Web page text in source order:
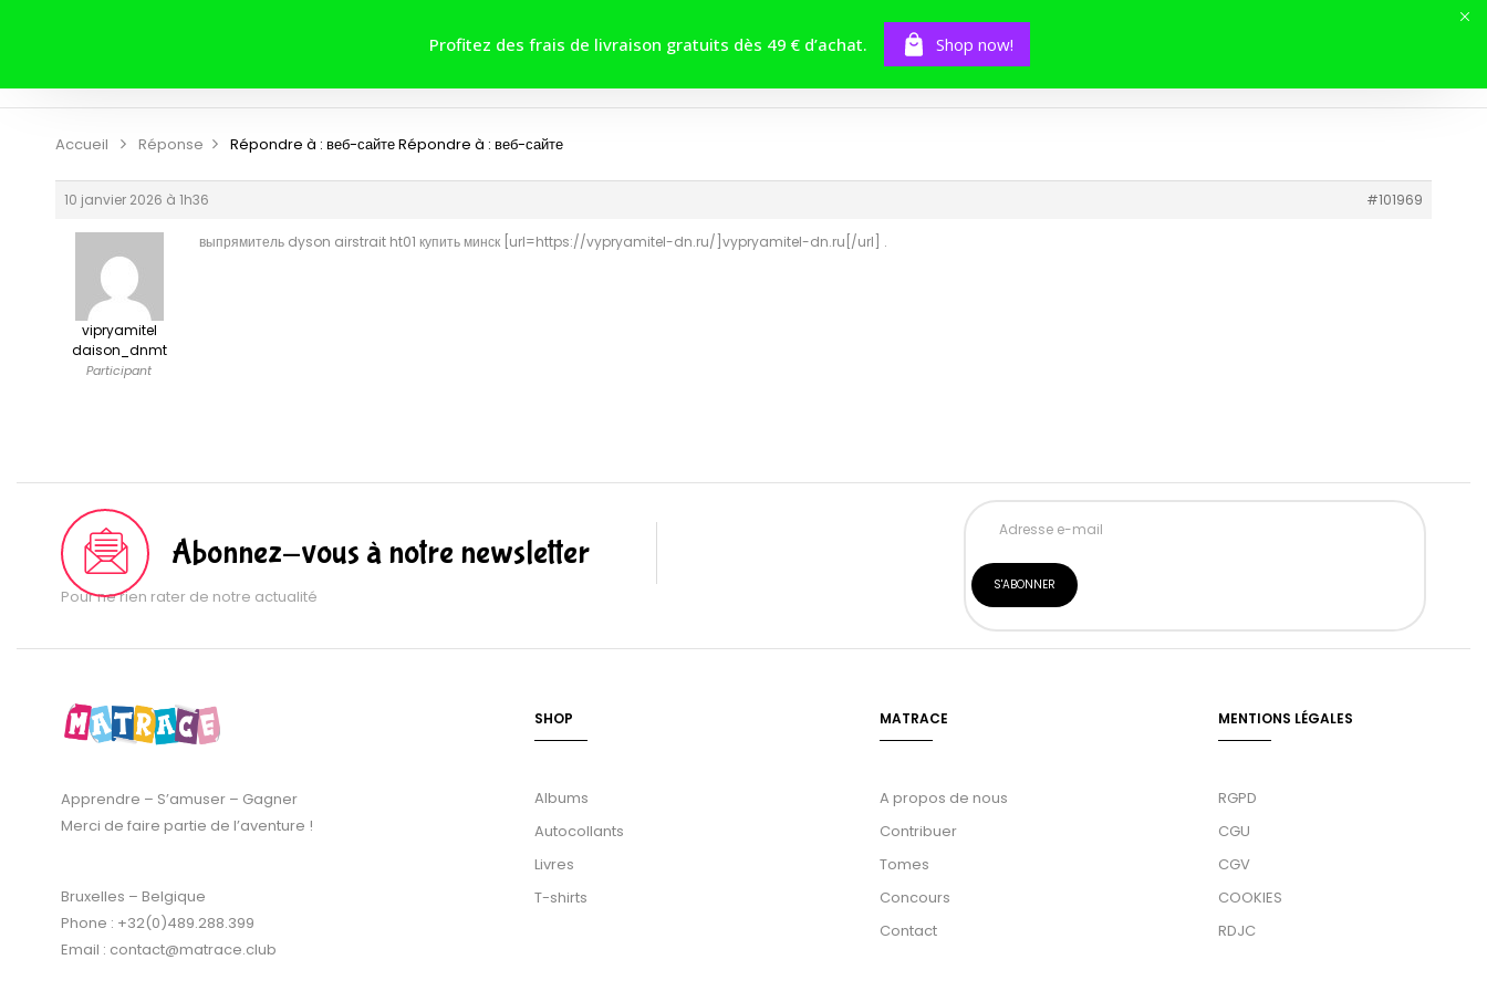
Profitez des frais de livraison gratuits dès 49 € d’achat. Shop now!
A PROPOS DE NOUS BOUTIQUE TOMES
CONCOURS
Accueil Réponse Répondre à : веб-сайтеRépondre à : веб-сайте
10 janvier 2026 à 1h36 #101969
vipryamitel
daison_dnmt
Participant
выпрямитель dyson airstrait ht01 купить минск [url=https://vypryamitel-dn.ru/]vypryamitel-dn.ru[/url] .
Abonnez-vous à notre newsletter
Pour ne rien rater de notre actualité
Apprendre – S’amuser – Gagner
Merci de faire partie de l’aventure !
Bruxelles – Belgique
Phone : +32(0)489.288.399
Email : contact@matrace.club
SHOP
Albums
Autocollants
Livres
T-shirts
MATRACE
A propos de nous
Contribuer
Tomes
Concours
Contact
MENTIONS LÉGALES
RGPD
CGU
CGV
COOKIES
RDJC